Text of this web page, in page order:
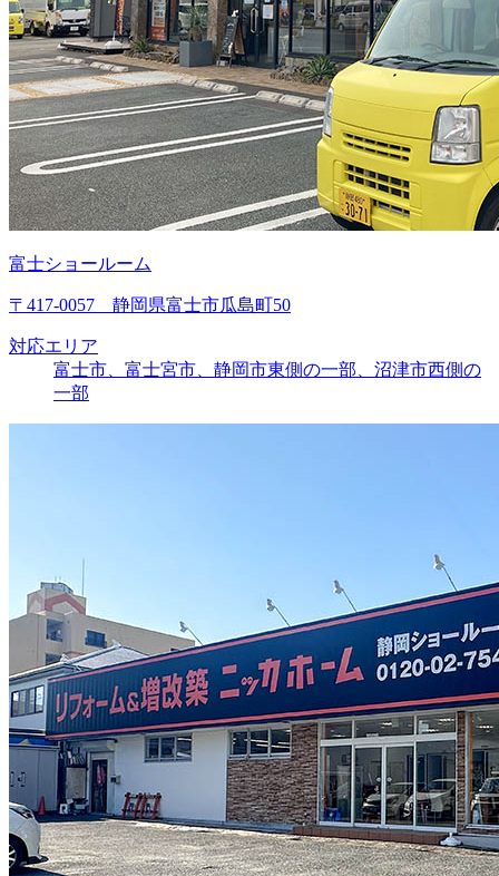
富士ショールーム
〒417-0057 静岡県富士市瓜島町50
対応エリア
富士市、富士宮市、静岡市東側の一部、沼津市西側の
一部